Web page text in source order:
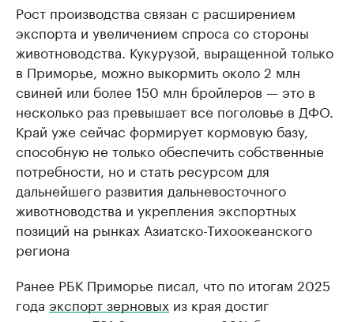
Рост производства связан с расширением
экспорта и увеличением спроса со стороны
животноводства. Кукурузой, выращенной только
в Приморье, можно выкормить около 2 млн
свиней или более 150 млн бройлеров — это в
несколько раз превышает все поголовье в ДФО.
Край уже сейчас формирует кормовую базу,
способную не только обеспечить собственные
потребности, но и стать ресурсом для
дальнейшего развития дальневосточного
животноводства и укрепления экспортных
позиций на рынках Азиатско-Тихоокеанского
региона
Ранее РБК Приморье писал, что по итогам 2025
года экспорт зерновых из края достиг